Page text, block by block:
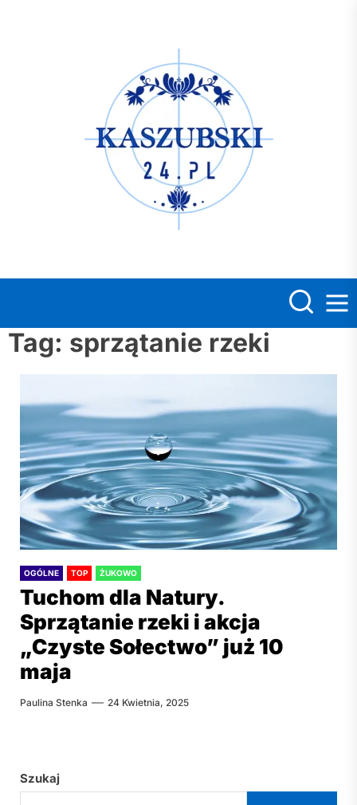
Tag: sprzątanie rzeki
OGÓLNE TOP ŻUKOWO
Tuchom dla Natury.
Sprzątanie rzeki i akcja
„Czyste Sołectwo” już 10
maja
Paulina Stenka 24 Kwietnia, 2025
Szukaj